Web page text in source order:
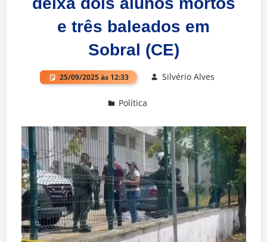
deixa dois alunos mortos
e três baleados em
Sobral (CE)
25/09/2025 às 12:33 Silvério Alves
Política